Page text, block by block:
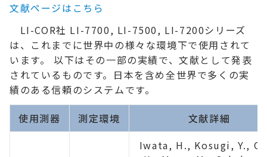
文献ページはこちら
LI-COR社 LI-7700, LI-7500, LI-7200シリーズ
は、これまでに世界中の様々な環境下で使用されて
います。 以下はその一部の実績で、文献として発表
されているものです。日本を含め全世界で多くの実
績のある信頼のシステムです。
使用測器
測定環境 文献詳細
Iwata, H., Kosugi, Y.,